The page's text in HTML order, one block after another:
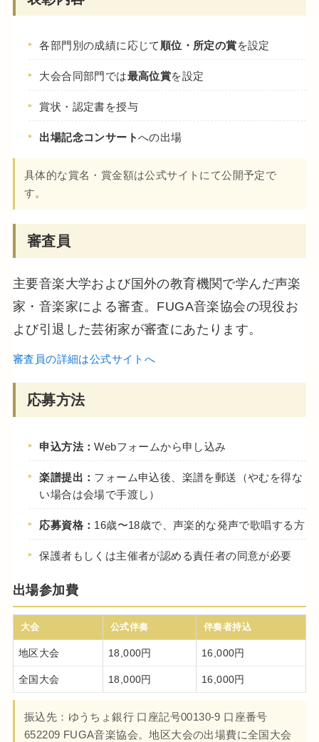
各部門別の成績に応じて 順位・所定の賞を設定
大会合同部門では最高位賞を設定
賞状・認定書を授与
出場記念コンサートへの出場
具体的な賞名・賞金額は公式サイトにて公開予定で
す。
審査員
主要音楽大学および国外の教育機関で学んだ声楽
家・音楽家による審査。FUGA音楽協会の現役お
よび引退した芸術家が審査にあたります。
審査員の詳細は公式サイトへ
応募方法
申込方法：Webフォームから申し込み
楽譜提出： フォーム申込後、楽譜を郵送（やむを得な
い場合は会場で手渡し）
応募資格： 16歳〜18歳で、声楽的な発声で歌唱する方
保護者もしくは主催者が認める責任者の同意が必要
出場参加費
大会 公式伴奏 伴奏者持込
地区大会 18,000円 16,000円
全国大会 18,000円 16,000円
振込先：ゆうちょ銀行 口座記号00130-9 口座番号
652209 FUGA音楽協会。地区大会の出場費に全国大会